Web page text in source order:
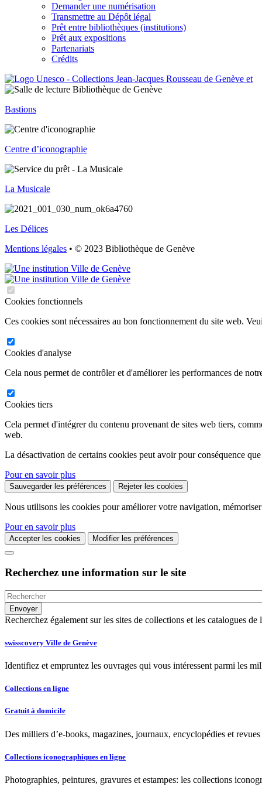
Demander une numérisation
Transmettre au Dépôt légal
Prêt entre bibliothèques (institutions)
Prêt aux expositions
Partenariats
Crédits
Bastions
Centre d’iconographie
La Musicale
Les Délices
Mentions légales • © 2023 Bibliothèque de Genève
Cookies fonctionnels
Ces cookies sont nécessaires au bon fonctionnement du site web.
Cookies d'analyse
Cela nous permet de contrôler et d'améliorer les performances de
Cookies tiers
Cela permet d'intégrer du contenu provenant de sites web tiers,
web.
La désactivation de certains cookies peut avoir pour conséquence
Pour en savoir plus
Sauvegarder les préférences Rejeter les cookies
Nous utilisons les cookies pour améliorer votre navigation,
Pour en savoir plus
Accepter les cookies Modifier les préférences
Recherchez une information sur le site
Recherchez également sur les sites de collections et les catalogues
swisscovery Ville de Genève
Identifiez et empruntez les ouvrages qui vous intéressent parmi les
Collections en ligne
Gratuit à domicile
Des milliers d’e-books, magazines, journaux, encyclopédies et
Collections iconographiques en ligne
Photographies, peintures, gravures et estampes: les collections